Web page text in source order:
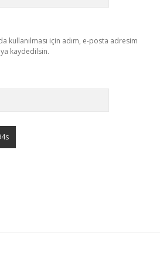
kullanılması için adım, e-posta adresim
kaydedilsin.